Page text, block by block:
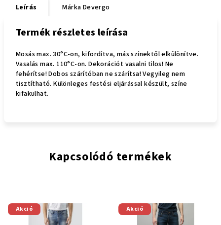
Leírás Márka Devergo
Termék részletes leírása
Mosás max. 30°C-on, kifordítva, más színektől elkülönítve.
Vasalás max. 110°C-on. Dekorációt vasalni tilos! Ne
fehérítse! Dobos szárítóban ne szárítsa! Vegyileg nem
tisztítható. Különleges festési eljárással készült, színe
kifakulhat.
Kapcsolódó termékek
Akció Akció